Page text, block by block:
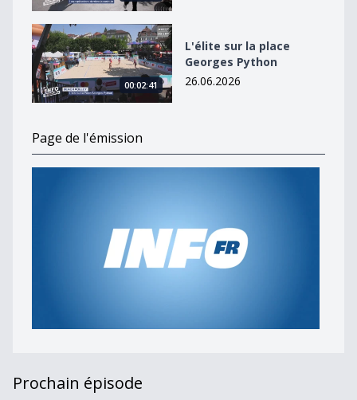
L&#039;élite sur la place Georges Python
00:02:41
L'élite sur la place
Georges Python
26.06.2026
Page de l'émission
Prochain épisode